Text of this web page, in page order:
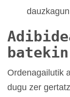
batekin
Ordenagailutik
dugu zer